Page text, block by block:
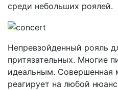
среди небольших роялей.
Непревзойденный рояль
притязательных. Многие
идеальным. Совершенная
реагирует на любой